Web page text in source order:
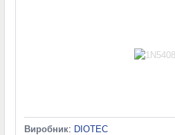
Виробник: DIOTEC